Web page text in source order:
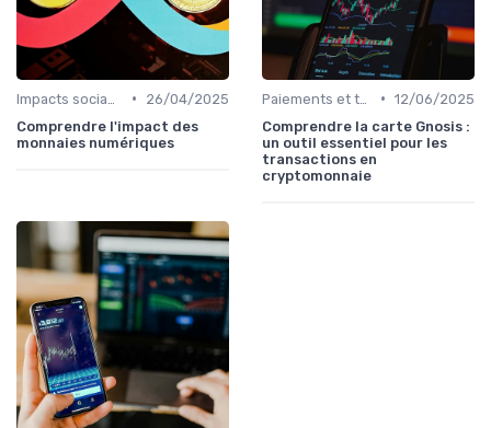
•
26/04/2025
Comprendre l'impact des
monnaies numériques
• 12/06/2025
Comprendre la carte Gnosis :
un outil essentiel pour les
transactions en
cryptomonnaie